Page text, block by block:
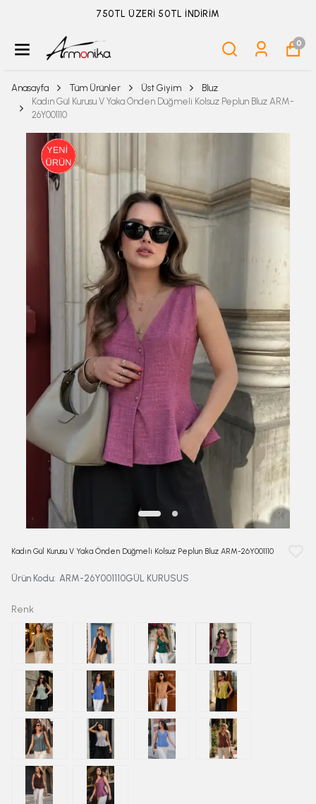
750TL ÜZERİ 50TL İNDİRİM
0
Anasayfa Tüm Ürünler Üst Giyim
Bluz
Kadın Gül Kurusu V Yaka Önden Düğmeli Kolsuz Peplun Bluz ARM-
26Y001110
Kadın Gül Kurusu V Yaka Önden Düğmeli Kolsuz Peplun Bluz ARM-26Y001110
Ürün Kodu: ARM-26Y001110GÜL KURUSUS
Renk